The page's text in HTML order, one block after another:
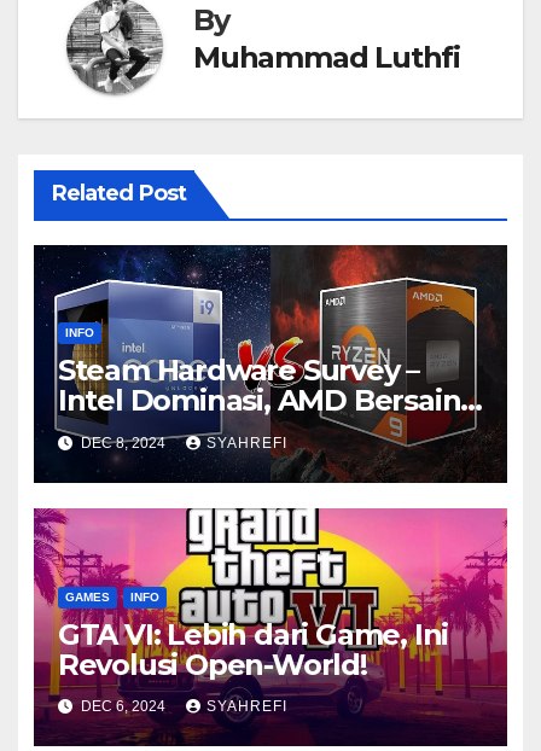
By
Muhammad Luthfi
Related Post
INFO
Steam Hardware Survey –
Intel Dominasi, AMD Bersaing
Ketat
DEC 8, 2024 SYAHREFI
GAMES INFO
GTA VI: Lebih dari Game, Ini
Revolusi Open-World!
DEC 6, 2024 SYAHREFI